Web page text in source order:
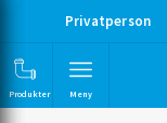
Privatperson
Produkter Meny